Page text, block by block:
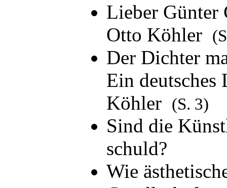
Lieber Günter
Otto Köhler
Der Dichter
Ein
Köhler (S. 3)
Sind die
schuld?
Wie